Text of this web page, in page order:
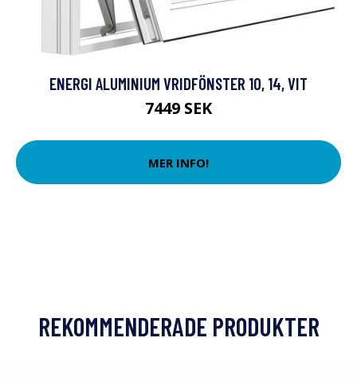
ENERGI ALUMINIUM VRIDFÖNSTER 10, 14, VIT
7449 SEK
MER INFO!
REKOMMENDERADE PRODUKTER